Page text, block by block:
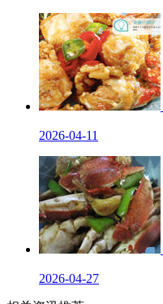
2026-04-11
2026-04-27